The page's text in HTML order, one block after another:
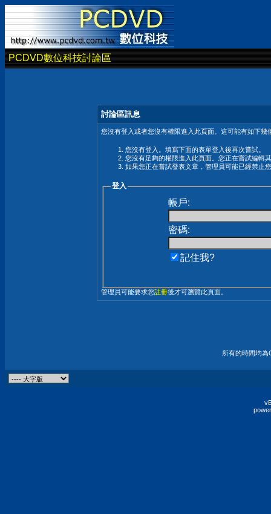
PCDVD數位科技討論區
討論區訊息
您沒有登入或者您沒有權限進入此頁面。這可能有如下幾
您沒有登入。填寫下面的表單登入後再次嘗試。
您沒有足夠的權限進入此頁面。您正在嘗試編輯
如果您正在嘗試發表文章，管理員可能已經禁止
登入
帳戶:
密碼:
記住我?
管理員可能要求您註冊後才可瀏覽此頁面。
所有的時間均為